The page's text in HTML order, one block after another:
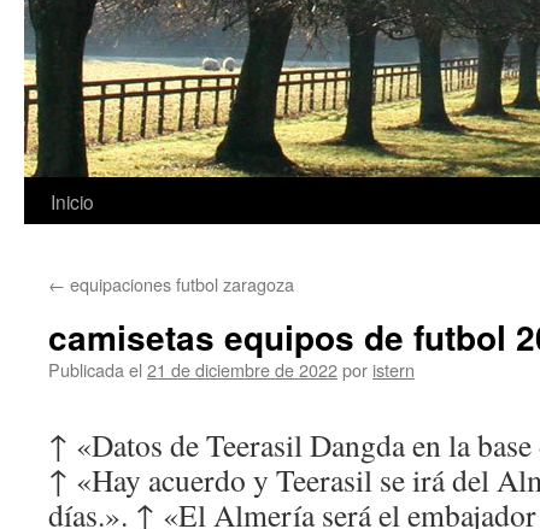
Saltar
contenido
Inicio
← equipaciones futbol zaragoza
camisetas equipos de futbol
Publicada el 21 de diciembre de 2022por istern
↑ «Datos de Teerasil Dangda en la
↑ «Hay acuerdo y Teerasil se irá del
días.». ↑ «El Almería será el